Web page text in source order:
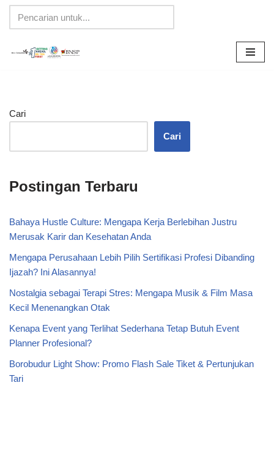
Lompat
Cari
Cari
Postingan Terbaru
Bahaya Hustle Culture: Mengapa Kerja Berlebihan Justru
Merusak Karir dan Kesehatan Anda
Mengapa Perusahaan Lebih Pilih Sertifikasi Profesi Dibanding
Ijazah? Ini Alasannya!
Nostalgia sebagai Terapi Stres: Mengapa Musik & Film Masa
Kecil Menenangkan Otak
Kenapa Event yang Terlihat Sederhana Tetap Butuh Event
Planner Profesional?
Borobudur Light Show: Promo Flash Sale Tiket & Pertunjukan
Tari